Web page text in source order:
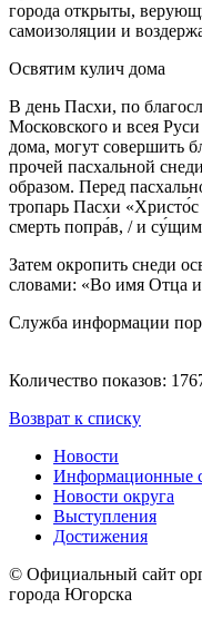
города открыты,
самоизоляции и
Освятим кулич дома
В день Пасхи, по
Московского и всея
дома, могут совершить
прочей пасхальной
образом. Перед
тропарь Пасхи
смерть попра́в, / и
Затем окропить снеди
словами: «Во имя Отца
Служба информации
Количество показов:
Возврат к списку
Новости
Информационные
Новости округа
Выступления
Достижения
© Официальный сайт
города Югорска